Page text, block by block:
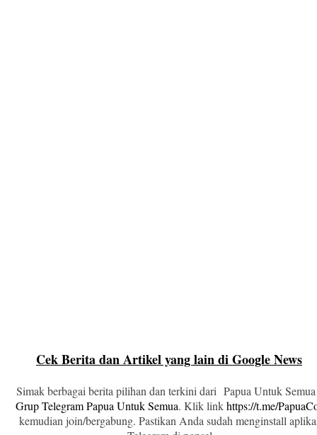
Cek Berita dan Artikel yang lain di Google News
Simak berbagai berita pilihan dan terkini dari Papua Untuk
Grup Telegram Papua Untuk Semua. Klik linkhttps://t.me/
kemudian join/bergabung. Pastikan Anda sudah menginstall